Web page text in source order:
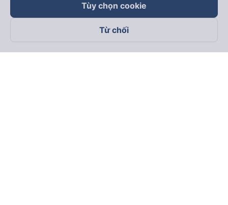
Facebook Tiktok Youtube
Tùy chọn cookie
Từ chối